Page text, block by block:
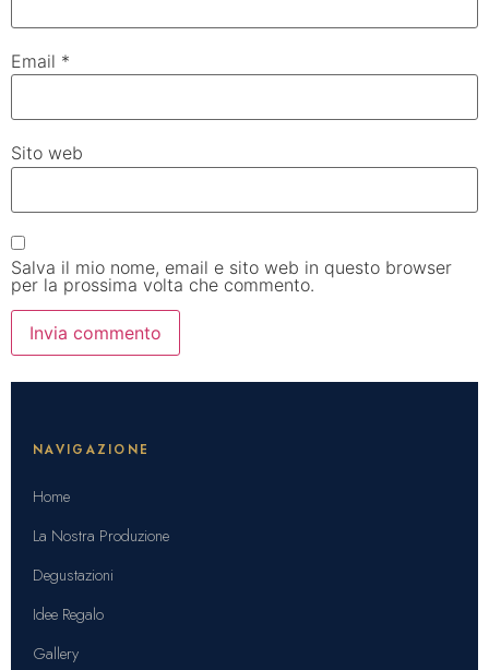
Email *
Sito web
Salva il mio nome, email e sito web in questo browser
per la prossima volta che commento.
NAVIGAZIONE
Home
La Nostra Produzione
Degustazioni
Idee Regalo
Gallery